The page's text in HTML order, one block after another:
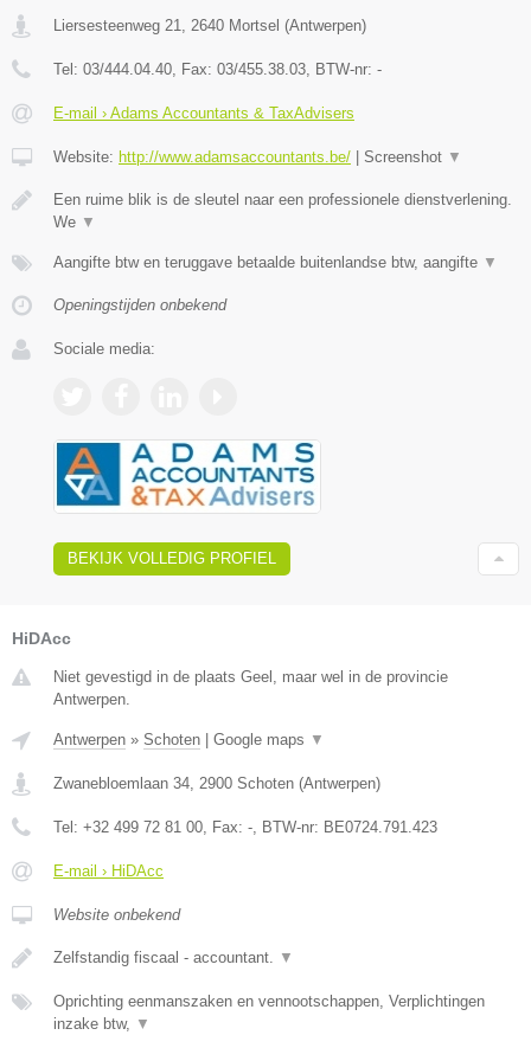
Liersesteenweg 21, 2640 Mortsel (Antwerpen)
Tel: 03/444.04.40, Fax: 03/455.38.03, BTW-nr: -
E-mail › Adams Accountants & TaxAdvisers
Website: http://www.adamsaccountants.be/ Screenshot ▼
Een ruime blik is de sleutel naar een professionele dienstverlening.
We ▼
Aangifte btw en teruggave betaalde buitenlandse btw, aangifte ▼
Openingstijden onbekend
Sociale media:
BEKIJK VOLLEDIG PROFIEL
HiDAcc
Niet gevestigd in de plaats Geel, maar wel in de provincie
Antwerpen.
Antwerpen » Schoten Google maps ▼
Zwanebloemlaan 34 2900 Schoten (Antwerpen)
Tel: +32 499 72 81 00 , Fax: - , BTW-nr: BE0724.791.423
E-mail › HiDAcc
Website onbekend
Zelfstandig fiscaal - accountant. ▼
Oprichting eenmanszaken en vennootschappen, Verplichtingen
inzake btw, ▼